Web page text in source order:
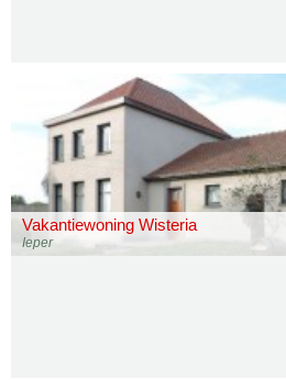
Vakantiewoning Wisteria
Ieper